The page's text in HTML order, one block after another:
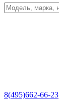
8(495)662-66-23